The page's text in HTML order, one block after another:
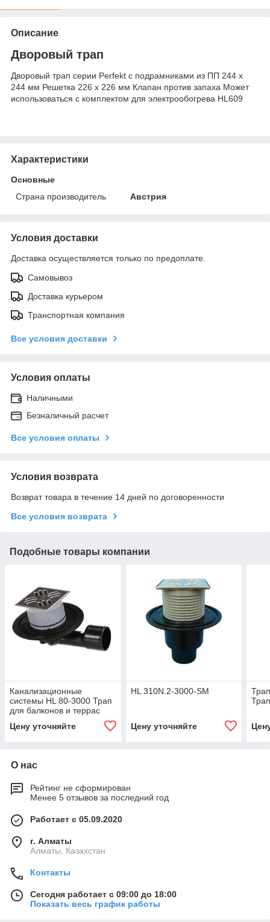
Описание
Дворовый трап
Дворовый трап серии Perfekt с подрамниками из ПП 244 х
244 мм Решетка 226 х 226 мм Клапан против запаха Может
использоваться с комплектом для электрообогрева HL609
Характеристики
Основные
Страна производитель
Австрия
Условия доставки
Доставка осуществляется только по предоплате.
Самовывоз
Доставка курьером
Транспортная компания
Все условия доставки
Условия оплаты
Наличными
Безналичный расчет
Все условия оплаты
Условия возврата
Возврат товара в течение 14 дней по договоренности
Все условия возврата
Подобные товары компании
Канализационные
системы HL 80-3000 Трап
для балконов и террас
Цену уточняйте
HL 310N.2-3000-SM
Цену уточняйте
О нас
Рейтинг не сформирован
Менее 5 отзывов за последний год
Работает с 05.09.2020
г. Алматы
Алматы, Казахстан
Контакты
Сегодня работает с 09:00 до 18:00
Показать весь график работы